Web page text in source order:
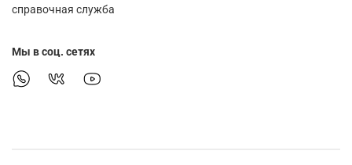
справочная служба
Мы в соц. сетях